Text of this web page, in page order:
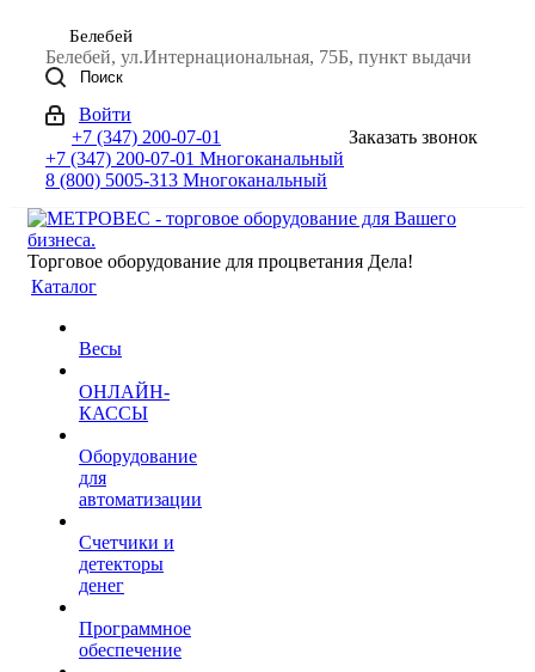
Белебей
Белебей, ул.Интернациональная, 75Б, пункт выдачи
Поиск
Войти
+7 (347) 200-07-01
+7 (347) 200-07-01 Многоканальный
8 (800) 5005-313 Многоканальный
Заказать звонок
Торговое оборудование для процветания Дела!
Каталог
Весы
ОНЛАЙН-
КАССЫ
Оборудование
для
автоматизации
Счетчики и
детекторы
денег
Программное
обеспечение